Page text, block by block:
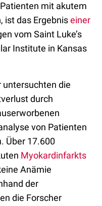
mit akutem
ist das Ergebniseiner
vom Saint Luke’s
Institute in Kansas
untersuchten die
durch
von Patienten
Über 17.600
Myokardinfarkts
Anämie
der
die Forscher